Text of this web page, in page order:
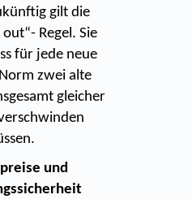
gilt die
Regel. Sie
für jede neue
zwei alte
gleicher
und